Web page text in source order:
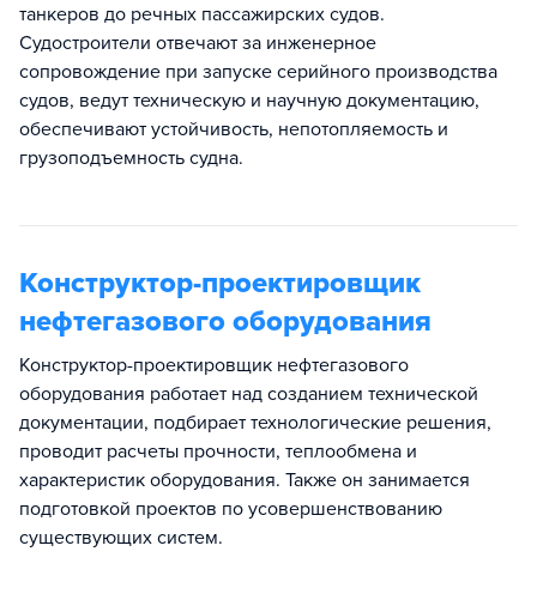
танкеров до речных пассажирских судов.
Судостроители отвечают за инженерное
сопровождение при запуске серийного производства
судов, ведут техническую и научную документацию,
обеспечивают устойчивость, непотопляемость и
грузоподъемность судна.
Конструктор-проектировщик
нефтегазового оборудования
Конструктор-проектировщик нефтегазового
оборудования работает над созданием технической
документации, подбирает технологические решения,
проводит расчеты прочности, теплообмена и
характеристик оборудования. Также он занимается
подготовкой проектов по усовершенствованию
существующих систем.